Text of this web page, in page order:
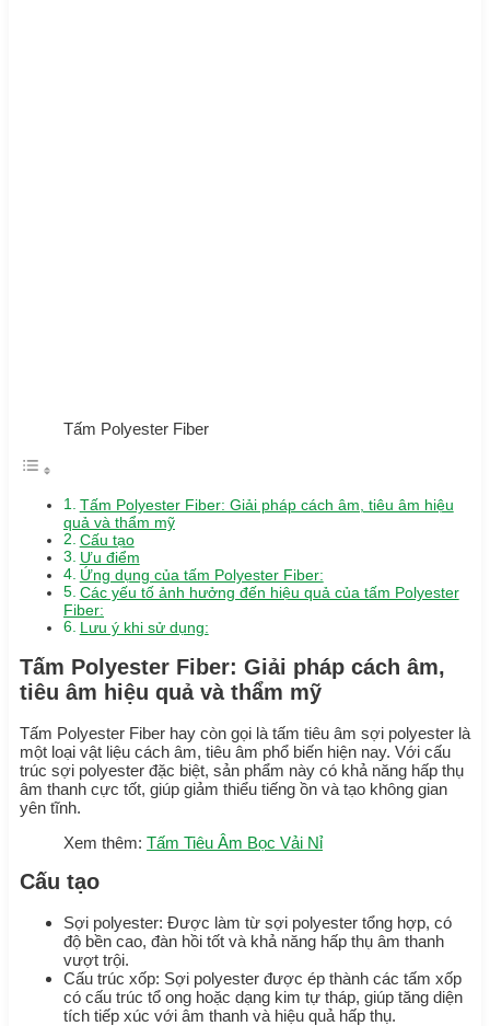
Tấm Polyester Fiber
Tấm Polyester Fiber: Giải pháp cách âm, tiêu âm hiệu
quả và thẩm mỹ
Cấu tạo
Ưu điểm
Ứng dụng của tấm Polyester Fiber:
Các yếu tố ảnh hưởng đến hiệu quả của tấm Polyester
Fiber:
Lưu ý khi sử dụng:
Tấm Polyester Fiber: Giải pháp cách âm,
tiêu âm hiệu quả và thẩm mỹ
Tấm Polyester Fiber hay còn gọi là tấm tiêu âm sợi polyester là
một loại vật liệu cách âm, tiêu âm phổ biến hiện nay. Với cấu
trúc sợi polyester đặc biệt, sản phẩm này có khả năng hấp thụ
âm thanh cực tốt, giúp giảm thiểu tiếng ồn và tạo không gian
yên tĩnh.
Xem thêm: Tấm Tiêu Âm Bọc Vải Nỉ
Cấu tạo
Sợi polyester: Được làm từ sợi polyester tổng hợp, có
độ bền cao, đàn hồi tốt và khả năng hấp thụ âm thanh
vượt trội.
Cấu trúc xốp: Sợi polyester được ép thành các tấm xốp
có cấu trúc tổ ong hoặc dạng kim tự tháp, giúp tăng diện
tích tiếp xúc với âm thanh và hiệu quả hấp thụ.